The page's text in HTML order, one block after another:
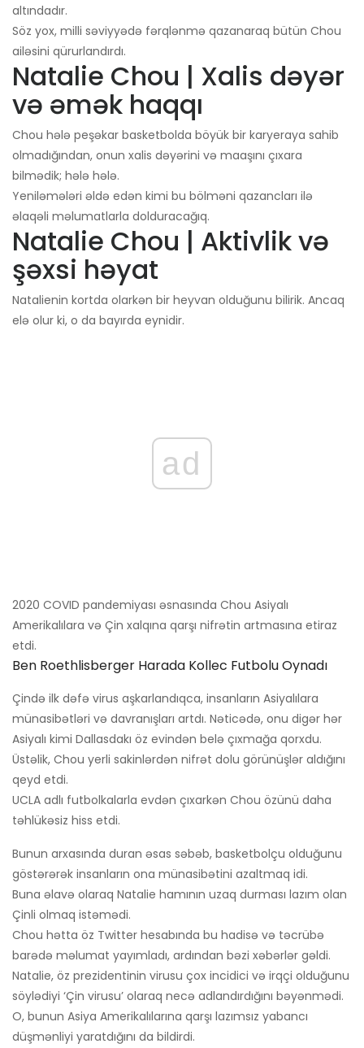
altındadır.
Söz yox, milli səviyyədə fərqlənmə qazanaraq bütün Chou
ailəsini qürurlandırdı.
Natalie Chou | Xalis dəyər
və əmək haqqı
Chou hələ peşəkar basketbolda böyük bir karyeraya sahib
olmadığından, onun xalis dəyərini və maaşını çıxara
bilmədik; hələ hələ.
Yeniləmələri əldə edən kimi bu bölməni qazancları ilə
əlaqəli məlumatlarla dolduracağıq.
Natalie Chou | Aktivlik və
şəxsi həyat
Natalienin kortda olarkən bir heyvan olduğunu bilirik. Ancaq
elə olur ki, o da bayırda eynidir.
ad
2020 COVID pandemiyası əsnasında Chou Asiyalı
Amerikalılara və Çin xalqına qarşı nifrətin artmasına etiraz
etdi.
Ben Roethlisberger Harada Kollec Futbolu Oynadı
Çində ilk dəfə virus aşkarlandıqca, insanların Asiyalılara
münasibətləri və davranışları artdı. Nəticədə, onu digər hər
Asiyalı kimi Dallasdakı öz evindən belə çıxmağa qorxdu.
Üstəlik, Chou yerli sakinlərdən nifrət dolu görünüşlər aldığını
qeyd etdi.
UCLA adlı futbolkalarla evdən çıxarkən Chou özünü daha
təhlükəsiz hiss etdi.
Bunun arxasında duran əsas səbəb, basketbolçu olduğunu
göstərərək insanların ona münasibətini azaltmaq idi.
Buna əlavə olaraq Natalie hamının uzaq durması lazım olan
Çinli olmaq istəmədi.
Chou hətta öz Twitter hesabında bu hadisə və təcrübə
barədə məlumat yayımladı, ardından bəzi xəbərlər gəldi.
Natalie, öz prezidentinin virusu çox incidici və irqçi olduğunu
söylədiyi ‘Çin virusu’ olaraq necə adlandırdığını bəyənmədi.
O, bunun Asiya Amerikalılarına qarşı lazımsız yabancı
düşmənliyi yaratdığını da bildirdi.